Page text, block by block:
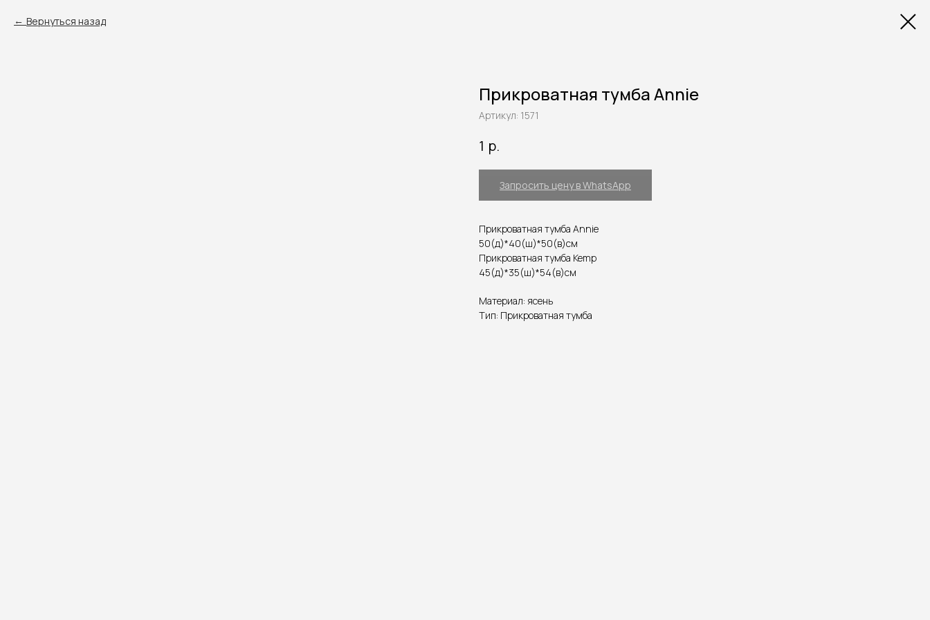
Вернуться назад
Прикроватная тумба Annie
Артикул: 1571
1 р.
Запросить цену в WhatsApp
Прикроватная тумба Annie
50(д)*40(ш)*50(в)см
Прикроватная тумба Kemp
45(д)*35(ш)*54(в)см
Материал: ясень
Тип: Прикроватная тумба